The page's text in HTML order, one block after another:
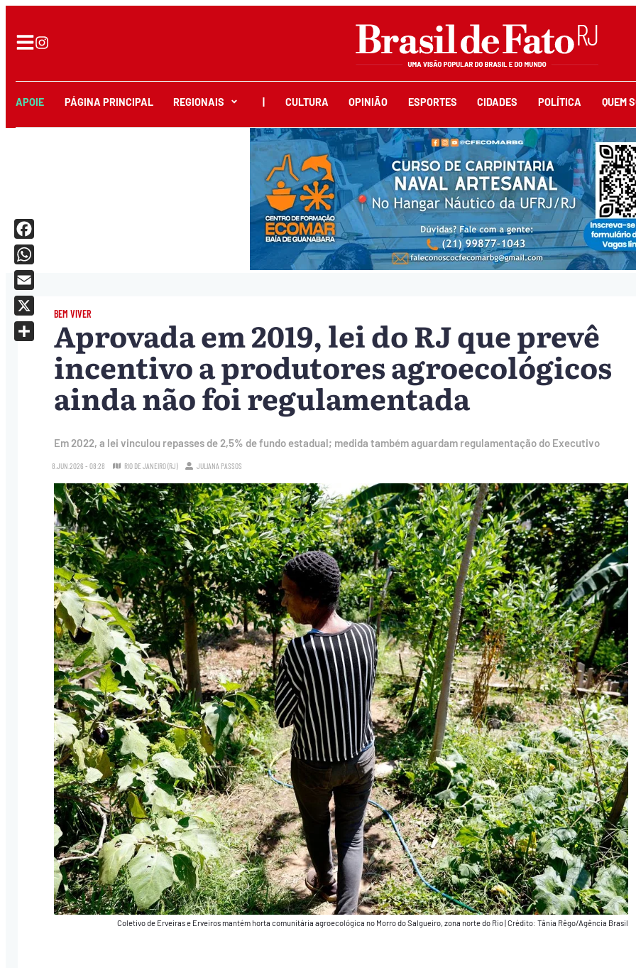
APOIE PÁGINA PRINCIPAL REGIONAIS CULTURA OPINIÃO ESPORTES CIDADES POLÍTICA QUEM
BEM VIVER
Aprovada em 2019, lei do RJ que prevê
incentivo a produtores agroecológicos
ainda não foi regulamentada
Em 2022, a lei vinculou repasses de 2,5% de fundo estadual; medida também aguardam regulamentação do Executivo
8.JUN.2026 - 08:28 RIO DE JANEIRO (RJ) JULIANA PASSOS
Coletivo de Erveiras e Erveiros mantém horta comunitária agroecológica no Morro do Salgueiro, zona norte do Rio|Crédito: Tânia Rêgo/Agência Brasil
Facebook
WhatsApp
Email
X